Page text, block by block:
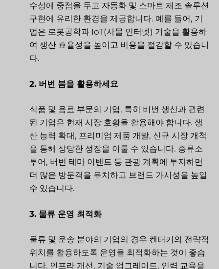
수성에 중점을 두고 자동화 및 스마트 제조 솔루션
구현에 유리한 환경을 제공합니다. 예를 들어, 기
업은 로봇공학과 IoT(사물 인터넷) 기술을 활용하
여 생산 효율성을 높이고 비용을 절감할 수 있습니
다.
2. 버번 붐을 활용하세요
식품 및 음료 부문의 기업, 특히 버번 생산과 관련
된 기업은 현재 시장 호황을 활용해야 합니다. 생
산 능력 확대, 프리미엄 제품 개발, 신규 시장 개척
을 통해 상당한 성장을 이룰 수 있습니다. 증류소
투어, 버번 테마 이벤트 등 관광 계획에 투자하면
더 많은 방문객을 유치하고 브랜드 가시성을 높일
수 있습니다.
3. 물류 운영 최적화
물류 및 운송 분야의 기업의 경우 켄터키의 전략적
위치를 활용하도록 운영을 최적화하는 것이 좋습
니다. 인프라 개선, 기술 업그레이드, 인력 교육을